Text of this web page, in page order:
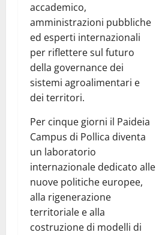
accademico,
amministrazioni pubbliche
ed esperti internazionali
per riflettere sul futuro
della governance dei
sistemi agroalimentari e
dei territori.
Per cinque giorni il Paideia
Campus di Pollica diventa
un laboratorio
internazionale dedicato alle
nuove politiche europee,
alla rigenerazione
territoriale e alla
costruzione di modelli di